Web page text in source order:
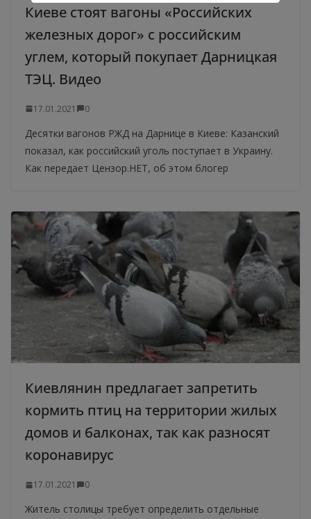
Киеве стоят вагоны «Российских
железных дорог» с российским
углем, который покупает Дарницкая
ТЭЦ. Видео
17.01.2021 0
Десятки вагонов РЖД на Дарнице в Киеве: Казанский
показал, как российский уголь поступает в Украину.
Как передает Цензор.НЕТ, об этом блогер
Киевлянин предлагает запретить
кормить птиц на территории жилых
домов и балконах, так как разносят
коронавирус
17.01.2021 0
Житель столицы требует определить отдельные